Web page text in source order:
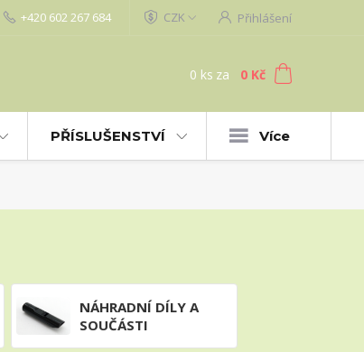
CZK Přihlášení
+420 602 267 684
0 ks za 0 Kč
PŘÍSLUŠENSTVÍ Více
NÁHRADNÍ DÍLY A
SOUČÁSTI